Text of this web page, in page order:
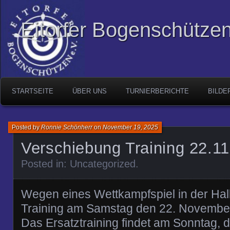
Eitorfer
STARTSEITE ÜBER UNS TURNIERBERICHTE
Verschiebung Training
Posted byRonnie SchönherronNovember 19, 2025
Posted in: Uncategorized .
Wegen eines Wettkampfspiel in der
Training am Samstag den 22.
Das Ersatztraining findet am Sonntag,